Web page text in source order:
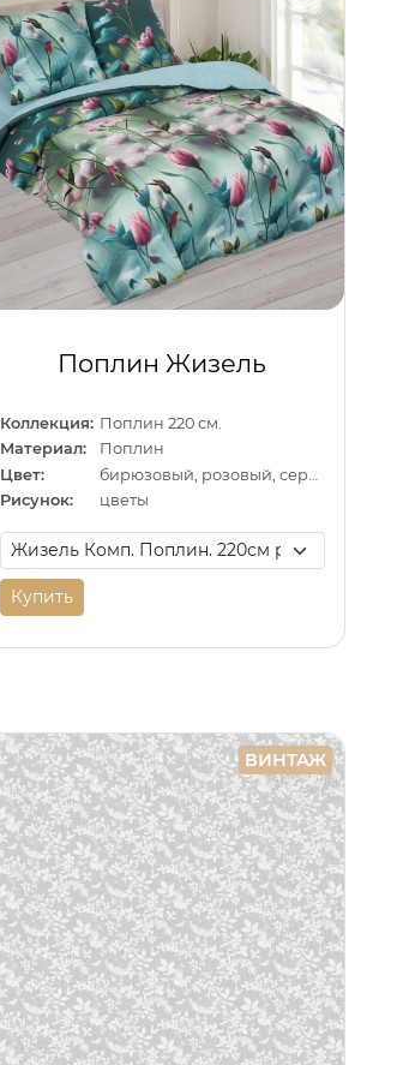
Поплин Жизель
Коллекция: Поплин 220 см.
Материал:
Поплин
Цвет:
Рисунок:
цветы
Купить
ВИНТАЖ